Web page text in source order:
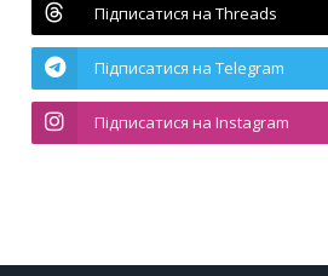
Підписатися на Threads
Підписатися на Telegram
Підписатися на Instagram